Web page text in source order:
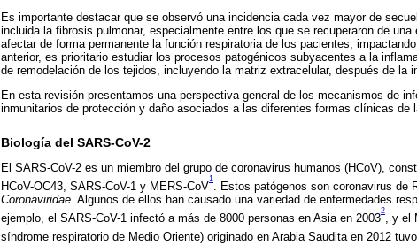
Es importante destacar que se observó una incidencia cada vez mayor de
incluida la fibrosis pulmonar, especialmente entre los que se recuperaron de
afectar de forma permanente la función respiratoria de los pacientes,
anterior, es prioritario estudiar los procesos patogénicos subyacentes a la
de remodelación de los tejidos, incluyendo la matriz extracelular, después de la
En esta revisión presentamos una perspectiva general de los mecanismos de
inmunitarios de protección y daño asociados a las diferentes formas clínicas de
Biología del SARS-CoV-2
El SARS-CoV-2 es un miembro del grupo de coronavirus humanos (HCoV),
HCoV-OC43, SARS-CoV-1 y MERS-CoV
1
. Estos patógenos son coronavirus de
Coronaviridae. Algunos de ellos han causado una variedad de enfermedades
ejemplo, el SARS-CoV-1 infectó a más de 8000 personas en Asia en 2003
2
, y el
síndrome respiratorio de Medio Oriente) originado en Arabia Saudita en 2012